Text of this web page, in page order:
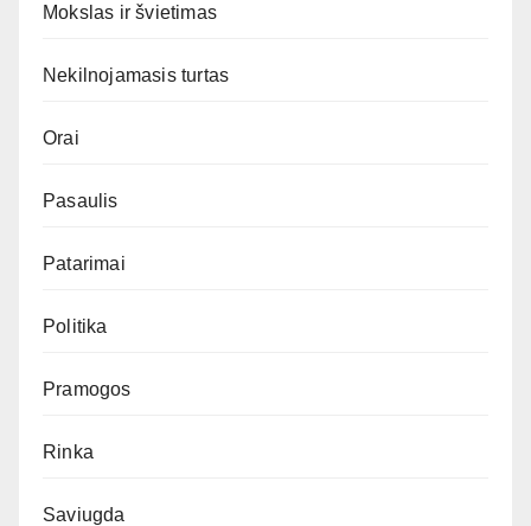
Mokslas ir švietimas
Nekilnojamasis turtas
Orai
Pasaulis
Patarimai
Politika
Pramogos
Rinka
Saviugda